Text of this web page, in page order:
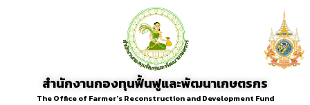
สำนักงานกองทุนฟื้นฟูและพัฒนาเกษตรกร
The Office of Farmer's Reconstruction and Development Fund